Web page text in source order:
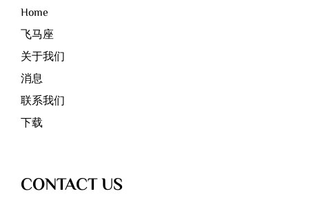
Home
飞马座
关于我们
消息
联系我们
下载
CONTACT US